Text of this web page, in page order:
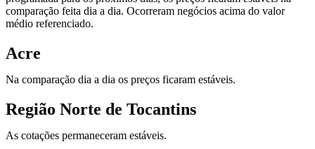
comparação feita dia a dia. Ocorreram negócios acima do valor
médio referenciado.
Acre
Na comparação dia a dia os preços ficaram estáveis.
Região Norte de Tocantins
As cotações permaneceram estáveis.